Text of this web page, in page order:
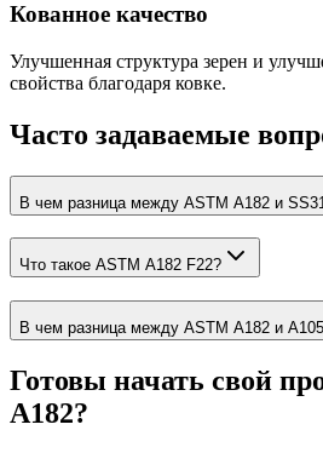
Кованное качество
Улучшенная структура зерен и
свойства благодаря ковке.
Часто задаваемые
В чем разница между ASTM A182 и
Что такое ASTM A182 F22?
В чем разница между ASTM A182 и
Готовы начать свой
A182?